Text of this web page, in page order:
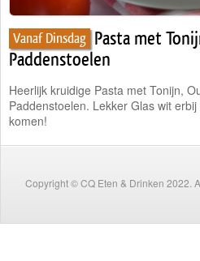
Nieuwsbrief
Vanaf Dinsdag Pasta met
Paddenstoelen
Heerlijk kruidige Pasta met Tonijn,
Paddenstoelen. Lekker Glas wit
komen!
Copyright © CQ Eten & Drinken 2022.